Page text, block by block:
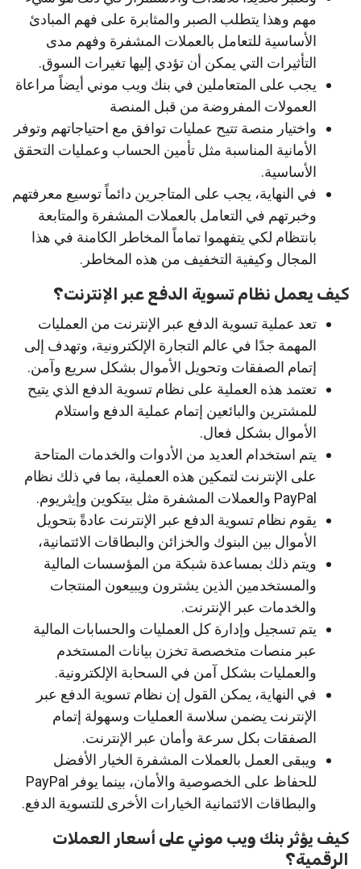
مهم وهذا يتطلب الصبر والمثابرة على فهم المبادئ
الأساسية للتعامل بالعملات المشفرة وفهم مدى
التأثيرات التي يمكن أن تؤدي إليها تغيرات السوق.
يجب على المتعاملين في بنك ويب موني أيضاً مراعاة
العمولات المفروضة من قبل المنصة
واختيار منصة تتيح عمليات توافق مع احتياجاتهم وتوفر
الأمانية المناسبة مثل تأمين الحساب وعمليات التحقق
الأساسية.
في النهاية، يجب على المتاجرين دائماً توسيع معرفتهم
وخبرتهم في التعامل بالعملات المشفرة والمتابعة
بانتظام لكي يتفهموا تماماً المخاطر الكامنة في هذا
المجال وكيفية التخفيف من هذه المخاطر.
كيف يعمل نظام تسوية الدفع عبر الإنترنت؟
تعد عملية تسوية الدفع عبر الإنترنت من العمليات
المهمة جدًا في عالم التجارة الإلكترونية، وتهدف إلى
إتمام الصفقات وتحويل الأموال بشكل سريع وآمن.
تعتمد هذه العملية على نظام تسوية الدفع الذي يتيح
للمشترين والبائعين إتمام عملية الدفع واستلام
الأموال بشكل فعال.
يتم استخدام العديد من الأدوات والخدمات المتاحة
على الإنترنت لتمكين هذه العملية، بما في ذلك نظام
PayPal والعملات المشفرة مثل بيتكوين وإيثريوم.
يقوم نظام تسوية الدفع عبر الإنترنت عادةً بتحويل
الأموال بين البنوك والخزائن والبطاقات الائتمانية،
ويتم ذلك بمساعدة شبكة من المؤسسات المالية
والمستخدمين الذين يشترون ويبيعون المنتجات
والخدمات عبر الإنترنت.
يتم تسجيل وإدارة كل العمليات والحسابات المالية
عبر منصات متخصصة تخزن بيانات المستخدم
والعمليات بشكل آمن في السحابة الإلكترونية.
في النهاية، يمكن القول إن نظام تسوية الدفع عبر
الإنترنت يضمن سلاسة العمليات وسهولة إتمام
الصفقات بكل سرعة وأمان عبر الإنترنت.
ويبقى العمل بالعملات المشفرة الخيار الأفضل
للحفاظ على الخصوصية والأمان، بينما يوفر PayPal
والبطاقات الائتمانية الخيارات الأخرى للتسوية الدفع.
كيف يؤثر بنك ويب موني على أسعار العملات
الرقمية؟